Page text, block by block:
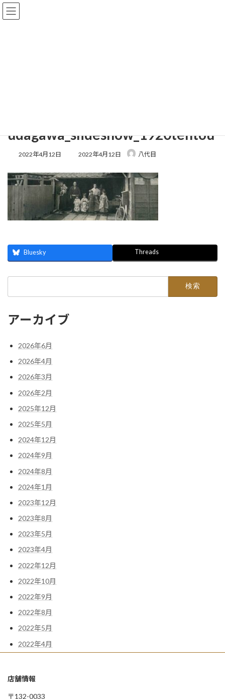
コ
ン
ナ
ビ
udagawa_slideshow_1920tentou
2022年4月12日
最
新
日
時
:
2022年4月12日 八代目
Bluesky Threads
アーカイブ
2026年6月
2026年4月
2026年3月
2026年2月
2025年12月
2025年5月
2024年12月
2024年9月
2024年8月
2024年1月
2023年12月
2023年8月
2023年5月
2023年4月
2022年12月
2022年10月
2022年9月
2022年8月
2022年5月
2022年4月
店舗情報
〒132-0033